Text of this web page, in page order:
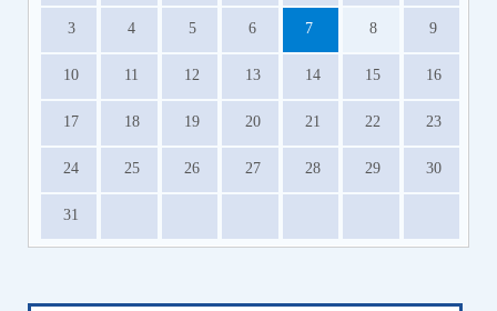
3 4 5 6 7 8 9
10 11 12 13 14 15 16
17 18 19 20 21 22 23
24 25 26 27 28 29 30
31